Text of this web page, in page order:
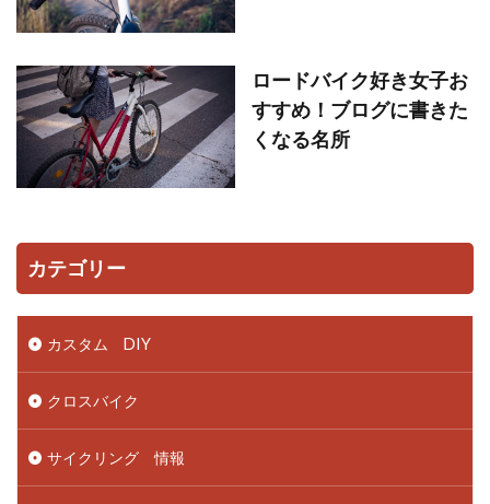
ロードバイク好き女子お
すすめ！ブログに書きた
くなる名所
カテゴリー
カスタム DIY
クロスバイク
サイクリング 情報